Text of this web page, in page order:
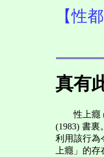
【性
真有
性上癮 (
(1983) 書
利用該行為
上癮」的存